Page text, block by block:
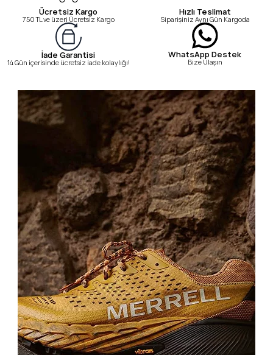
Ücretsiz Kargo
750 TL ve üzeri Ücretsiz Kargo
Hızlı Teslimat
Siparişiniz Aynı Gün Kargoda
İade Garantisi
14 Gün içerisinde ücretsiz iade kolaylığı!
WhatsApp Destek
Bize Ulaşın